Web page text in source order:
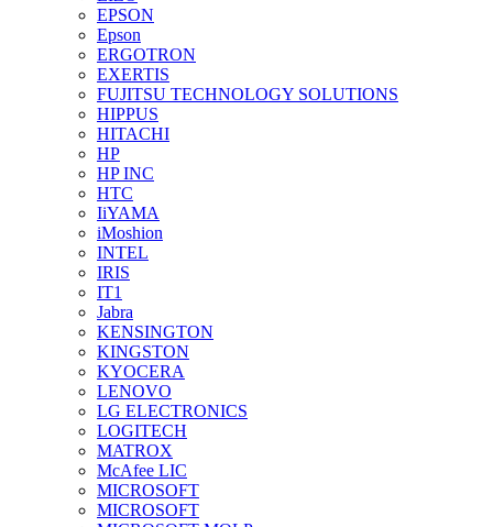
EPSON
Epson
ERGOTRON
EXERTIS
FUJITSU TECHNOLOGY SOLUTIONS
HIPPUS
HITACHI
HP
HP INC
HTC
IiYAMA
iMoshion
INTEL
IRIS
IT1
Jabra
KENSINGTON
KINGSTON
KYOCERA
LENOVO
LG ELECTRONICS
LOGITECH
MATROX
McAfee LIC
MICROSOFT
MICROSOFT